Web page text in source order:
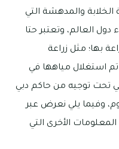
والمدهشة التي
العالم، وتعتبر حتا
بها؛ مثل زراعة
تم استغلال مياهها في
تحت توجيه من حاكم دبي
وفيما يلي نعرض عبر
الأخرى التي